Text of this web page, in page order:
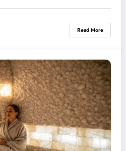
Read More